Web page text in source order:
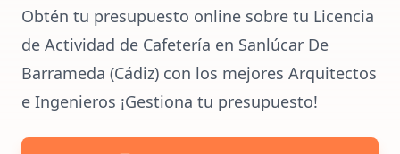
Obtén tu presupuesto online sobre tu Licencia
de Actividad de Cafetería en Sanlúcar De
Barrameda (Cádiz) con los mejores Arquitectos
e Ingenieros ¡Gestiona tu presupuesto!